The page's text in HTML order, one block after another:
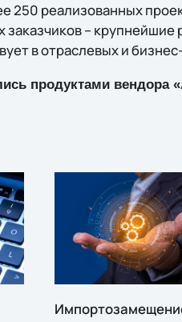
250 реализованных
–
в отраслевых и
продуктами